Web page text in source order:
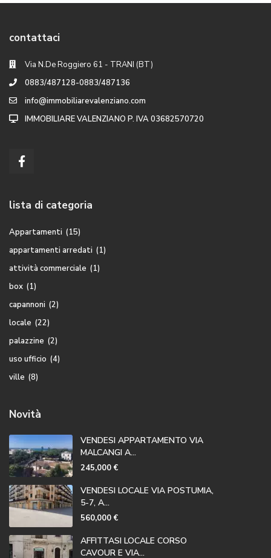
contattaci
Via N.De Roggiero 61 - TRANI (BT)
0883/487128-0883/487136
info@immobiliarevalenziano.com
IMMOBILIARE VALENZIANO P. IVA 03682570720
lista di categoria
Appartamenti (15)
appartamenti arredati (1)
attività commerciale (1)
box (1)
capannoni (2)
locale (22)
palazzine (2)
uso ufficio (4)
ville (8)
Novità
VENDESI APPARTAMENTO VIA
MALCANGI A...
245,000 €
VENDESI LOCALE VIA POSTUMIA,
5-7, A...
560,000 €
AFFITTASI LOCALE CORSO
CAVOUR E VIA...